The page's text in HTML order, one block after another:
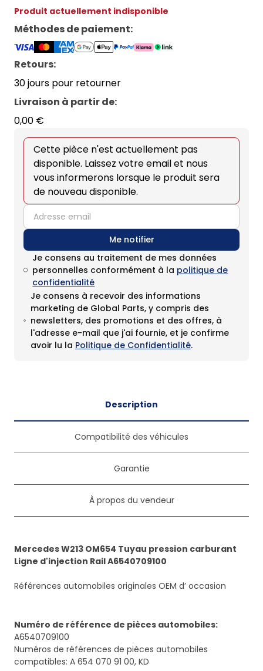
Produit actuellement indisponible
Méthodes de paiement:
Retours:
30 jours pour retourner
Livraison à partir de:
0,00 €
Cette pièce n'est actuellement pas
disponible. Laissez votre email et nous
vous informerons lorsque le produit sera
de nouveau disponible.
email
Me notifier
Je consens au traitement de mes données
personnelles conformément à la politique de
confidentialité
Je consens à recevoir des informations
marketing de Global Parts, y compris des
newsletters, des promotions et des offres, à
l'adresse e-mail que j'ai fournie, et je confirme
avoir lu la Politique de Confidentialité.
Description
Compatibilité des véhicules
Garantie
À propos du vendeur
Mercedes W213 OM654 Tuyau pression carburant
Ligne d'injection Rail A6540709100
Références automobiles originales OEM d’ occasion
Numéro de référence de pièces automobiles:
A6540709100
Numéros de références de pièces automobiles
compatibles: A 654 070 91 00, KD